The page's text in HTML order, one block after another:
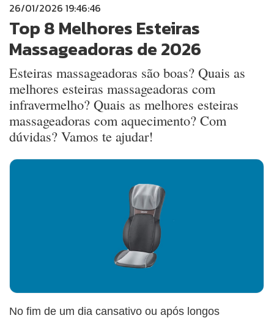
26/01/2026 19:46:46
Top 8 Melhores Esteiras
Massageadoras de 2026
Esteiras massageadoras são boas? Quais as
melhores esteiras massageadoras com
infravermelho? Quais as melhores esteiras
massageadoras com aquecimento? Com
dúvidas? Vamos te ajudar!
No fim de um dia cansativo ou após longos